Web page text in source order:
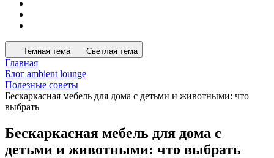
Темная тема Светлая тема
Главная
Блог ambient lounge
Полезные советы
Бескаркасная мебель для дома с детьми и животными: что
выбрать
Бескаркасная мебель для дома с
детьми и животными: что выбрать